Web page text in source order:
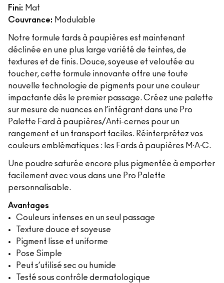
Fini: Mat
Couvrance: Modulable
Notre formule fards à paupières est maintenant
déclinée en une plus large variété de teintes, de
textures et de finis. Douce, soyeuse et veloutée au
toucher, cette formule innovante offre une toute
nouvelle technologie de pigments pour une couleur
impactante dès le premier passage. Créez une palette
sur mesure de nuances en l’intégrant dans une Pro
Palette Fard à paupières/Anti-cernes pour un
rangement et un transport faciles. Réinterprétez vos
couleurs emblématiques : les Fards à paupières M∙A∙C.
Une poudre saturée encore plus pigmentée à emporter
facilement avec vous dans une Pro Palette
personnalisable.
Avantages
Couleurs intenses en un seul passage
Texture douce et soyeuse
Pigment lisse et uniforme
Pose Simple
Peut s’utilisé sec ou humide
Testé sous contrôle dermatologique